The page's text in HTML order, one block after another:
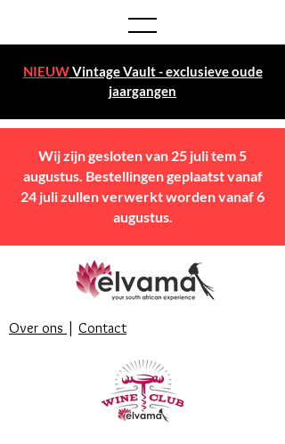
NIEUWVintage Vault - exclusieve oude
jaargangen
Over ons | Contact
Wij zijn gesloten van 25 juli tem 5
augustus. Bestellingen geplaatst vanaf
24 juli zullen verwerkt worden vanaf 6
augustus.